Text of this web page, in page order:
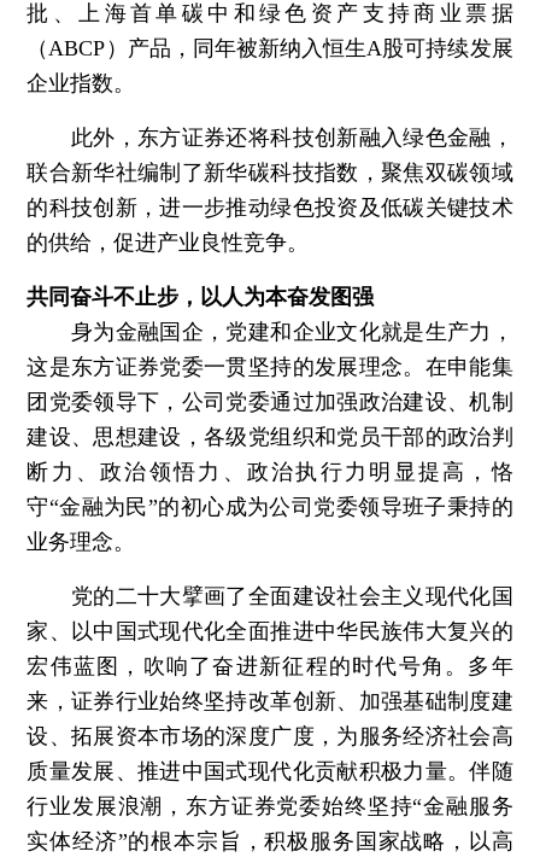
批、上海首单碳中和绿色资产支持商业票据
（ABCP）产品，同年被新纳入恒生A股可持续发展
企业指数。
此外，东方证券还将科技创新融入绿色金融，
联合新华社编制了新华碳科技指数，聚焦双碳领域
的科技创新，进一步推动绿色投资及低碳关键技术
的供给，促进产业良性竞争。
共同奋斗不止步，以人为本奋发图强
身为金融国企，党建和企业文化就是生产力，
这是东方证券党委一贯坚持的发展理念。在申能集
团党委领导下，公司党委通过加强政治建设、机制
建设、思想建设，各级党组织和党员干部的政治判
断力、政治领悟力、政治执行力明显提高，恪
守“金融为民”的初心成为公司党委领导班子秉持的
业务理念。
党的二十大擘画了全面建设社会主义现代化国
家、以中国式现代化全面推进中华民族伟大复兴的
宏伟蓝图，吹响了奋进新征程的时代号角。多年
来，证券行业始终坚持改革创新、加强基础制度建
设、拓展资本市场的深度广度，为服务经济社会高
质量发展、推进中国式现代化贡献积极力量。伴随
行业发展浪潮，东方证券党委始终坚持“金融服务
实体经济”的根本宗旨，积极服务国家战略，以高